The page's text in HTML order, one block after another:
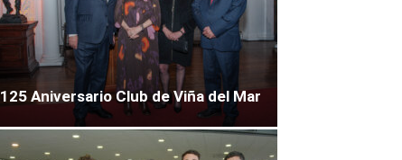
125 Aniversario Club de Viña del Mar